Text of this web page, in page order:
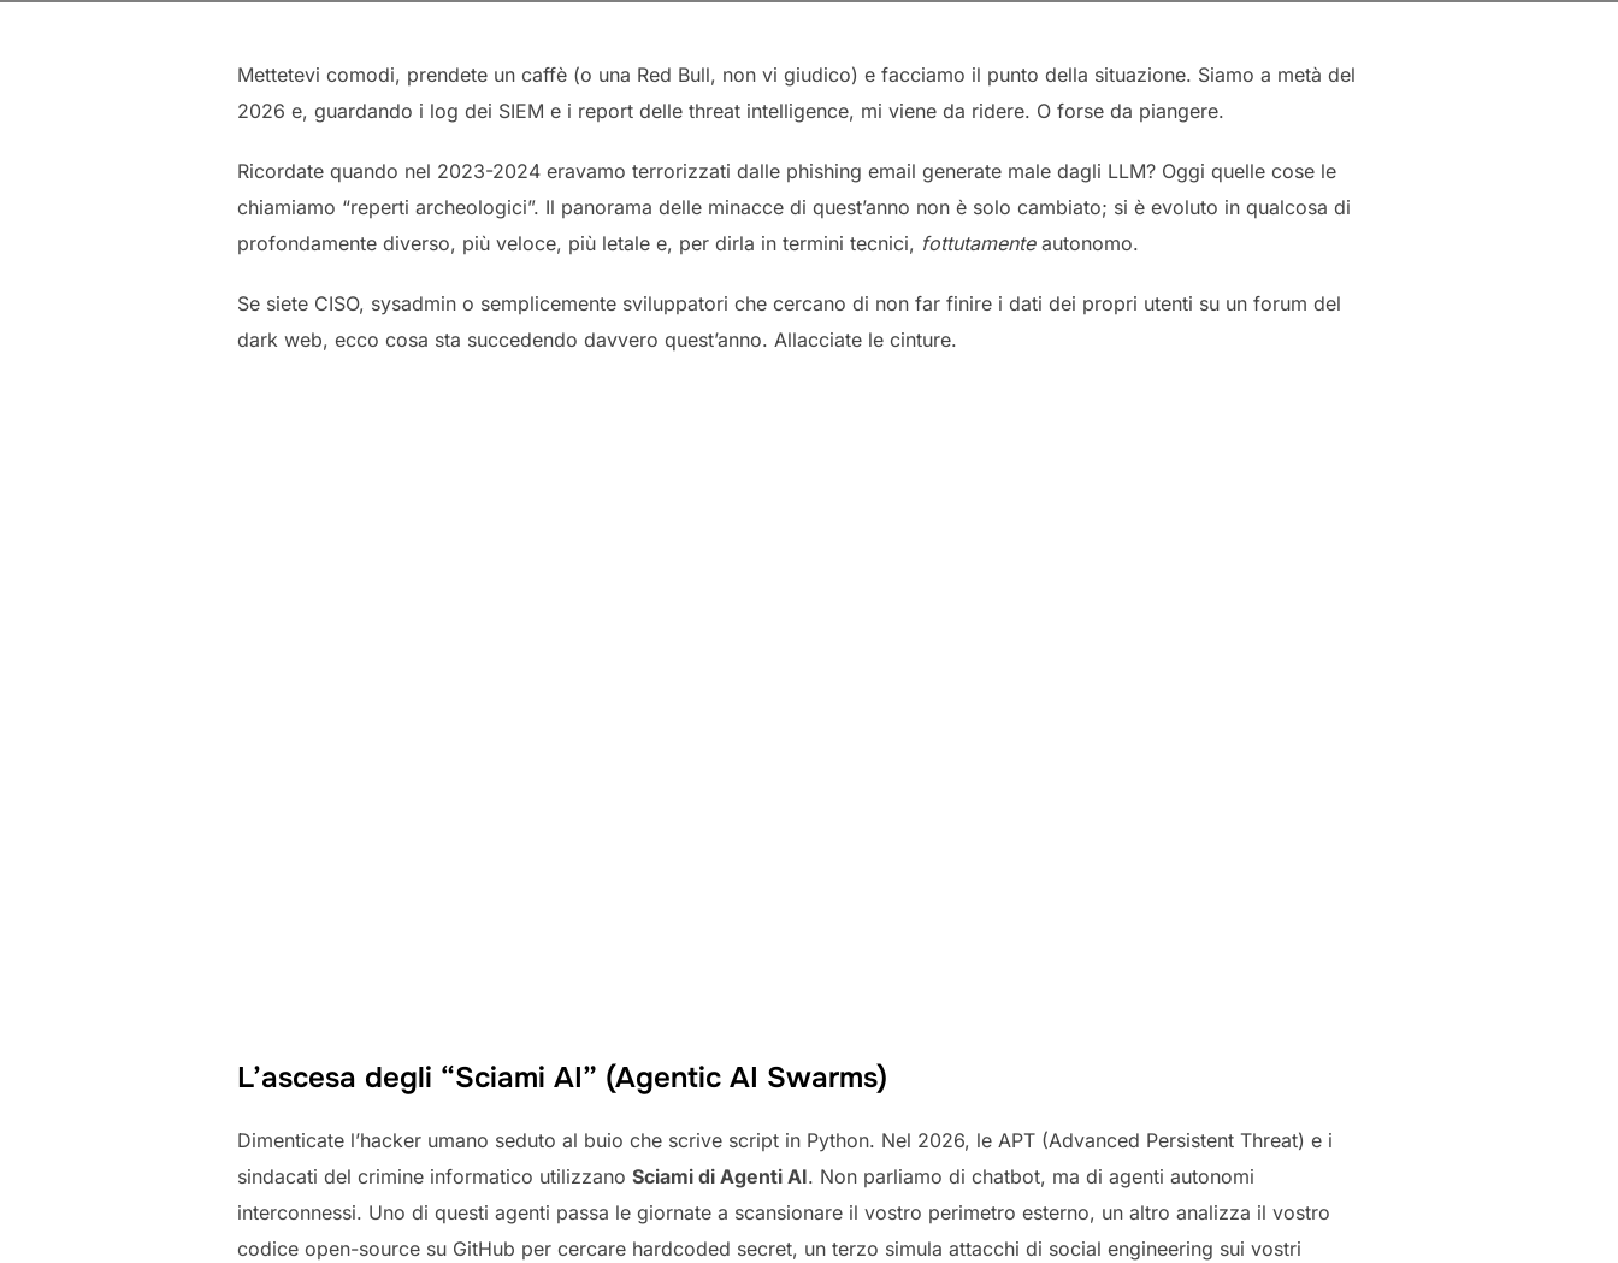
Mettetevi comodi, prendete un caffè (o una Red Bull, non vi giudico) e facciamo il punto della situazione. Siamo a metà del
2026 e, guardando i log dei SIEM e i report delle threat intelligence, mi viene da ridere. O forse da piangere.
Ricordate quando nel 2023-2024 eravamo terrorizzati dalle phishing email generate male dagli LLM? Oggi quelle cose le
chiamiamo “reperti archeologici”. Il panorama delle minacce di quest’anno non è solo cambiato; si è evoluto in qualcosa di
profondamente diverso, più veloce, più letale e, per dirla in termini tecnici, fottutamenteautonomo.
Se siete CISO, sysadmin o semplicemente sviluppatori che cercano di non far finire i dati dei propri utenti su un forum del
dark web, ecco cosa sta succedendo davvero quest’anno. Allacciate le cinture.
L’ascesa degli “Sciami AI” (Agentic AI Swarms)
Dimenticate l’hacker umano seduto al buio che scrive script in Python. Nel 2026, le APT (Advanced Persistent Threat) e i
sindacati del crimine informatico utilizzano Sciami di Agenti AI. Non parliamo di chatbot, ma di agenti autonomi
interconnessi. Uno di questi agenti passa le giornate a scansionare il vostro perimetro esterno, un altro analizza il vostro
codice open-source su GitHub per cercare hardcoded secret, un terzo simula attacchi di social engineering sui vostri